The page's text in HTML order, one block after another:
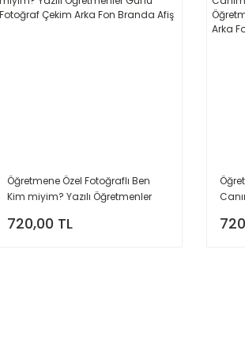
Öğretmene Özel Fotoğraflı Ben
Kim miyim? Yazılı Öğretmenler
Branda Afiş
720,00 TL